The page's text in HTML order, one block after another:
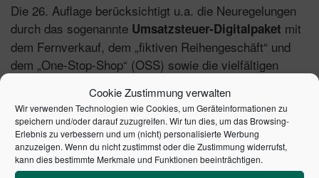
Cookie Zustimmung verwalten
Wir verwenden Technologien wie Cookies, um Geräteinformationen zu
speichern und/oder darauf zuzugreifen. Wir tun dies, um das Browsing-
Erlebnis zu verbessern und um (nicht) personalisierte Werbung
anzuzeigen. Wenn du nicht zustimmst oder die Zustimmung widerrufst,
kann dies bestimmte Merkmale und Funktionen beeinträchtigen.
Die 26. Auflage berücksichtigt u.a. die Neuregelungen
durch das sogenannte Umsatzsteuer-Digitalpaket mit
dem Fernverkauf, dem „fiktiven Reihengeschäft“ und
dem „One-Stop-Shop“ (OSS) sowie die vielfältigen
beinhaltet sie die wesentlichen Entwicklungen im
Bereich der nationalen Rechtsprechung und der
Rechtsprechung des EuGH.
25. Auflage 2019 | Artikelnummer: 20204-0004 | ISBN: